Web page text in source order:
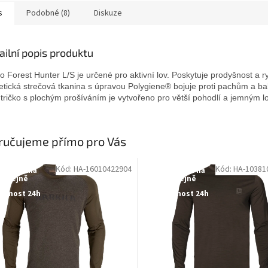
Podobné (8) Diskuze
popis produktu
Forest Hunter L/S je určené pro aktivní lov. Poskytuje prodyšnost a
strečová tkanina s úpravou Polygiene® bojuje proti pachům a
s plochým prošíváním je vytvořeno pro větší pohodlí a jemným
přímo pro Vás
i na
24h
Kód: HA-16010422904 Dostupné i na
prodejně
Dostupnost 24h
Kód: HA-